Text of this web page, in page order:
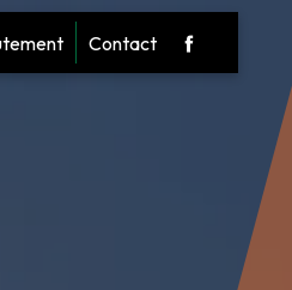
Contact